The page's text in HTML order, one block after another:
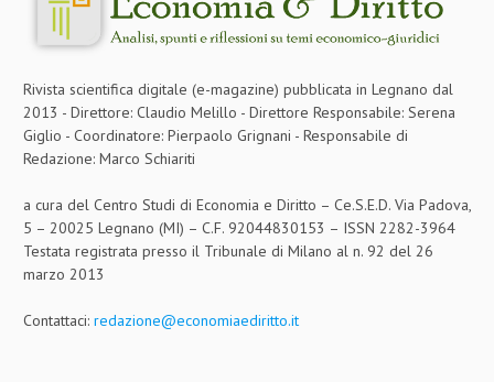
Rivista scientifica digitale (e-magazine) pubblicata in Legnano dal
2013 - Direttore: Claudio Melillo - Direttore Responsabile: Serena
Giglio - Coordinatore: Pierpaolo Grignani - Responsabile di
Redazione: Marco Schiariti
a cura del Centro Studi di Economia e Diritto – Ce.S.E.D. Via Padova,
5 – 20025 Legnano (MI) – C.F. 92044830153 – ISSN 2282-3964
Testata registrata presso il Tribunale di Milano al n. 92 del 26
marzo 2013
Contattaci: redazione@economiaediritto.it